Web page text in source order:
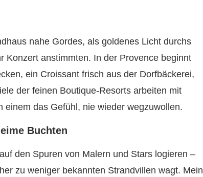
nahe Gordes, als goldenes Licht durchs
Konzert anstimmten. In der Provence beginnt
ein Croissant frisch aus der Dorfbäckerei,
der feinen Boutique-Resorts arbeiten mit
einem das Gefühl, nie wieder wegzuwollen.
Buchten
den Spuren von Malern und Stars logieren –
zu weniger bekannten Strandvillen wagt. Mein